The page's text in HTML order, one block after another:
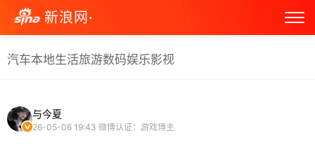
新浪网·
汽车本地生活旅游数码娱乐影视
与今夏
26-05-06 19:43 微博认证：游戏博主